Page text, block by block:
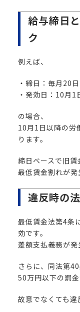
給与締日
ク
例えば、
・締日：毎月20日
・発効日：10月1
の場合、
10月1日以降の労
ります。
締日ベースで旧賃
最低賃金割れが発
違反時の
最低賃金法第4条
効です。
差額支払義務が発
さらに、同法第40
50万円以下の罰
故意でなくても違